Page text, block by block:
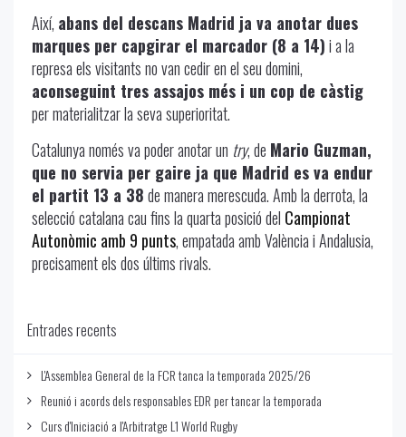
Així, abans del descans Madrid ja va anotar dues
marques per capgirar el marcador (8 a 14)i a la
represa els visitants no van cedir en el seu domini,
aconseguint tres assajos més i un cop de càstig
per materialitzar la seva superioritat.
Catalunya només va poder anotar un try, de Mario Guzman,
que no servia per gaire ja que Madrid es va endur
el partit 13 a 38de manera merescuda. Amb la derrota, la
selecció catalana cau fins la quarta posició del Campionat
Autonòmic amb 9 punts, empatada amb València i Andalusia,
precisament els dos últims rivals.
Entrades recents
L'Assemblea General de la FCR tanca la temporada 2025/26
Reunió i acords dels responsables EDR per tancar la temporada
Curs d'Iniciació a l'Arbitratge L1 World Rugby